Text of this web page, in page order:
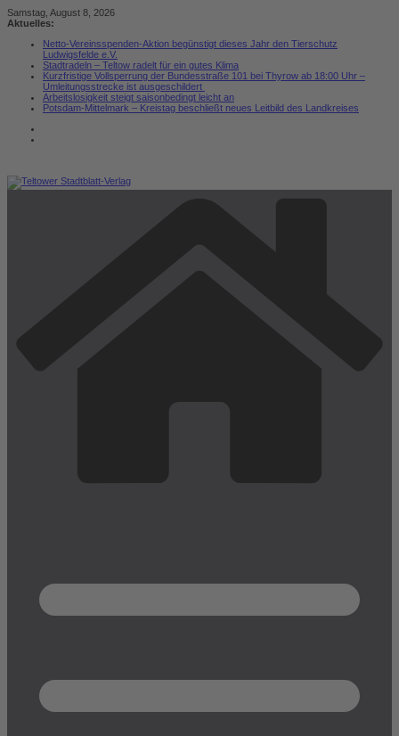
Zum
Inhalt
Samstag, August 8, 2026
Aktuelles:
Netto-Vereinsspenden-Aktion begünstigt dieses Jahr den Tierschutz
Ludwigsfelde e.V.
Stadtradeln – Teltow radelt für ein gutes Klima
Kurzfristige Vollsperrung der Bundesstraße 101 bei Thyrow ab 18:00 Uhr –
Umleitungsstrecke ist ausgeschildert
Arbeitslosigkeit steigt saisonbedingt leicht an
Potsdam-Mittelmark – Kreistag beschließt neues Leitbild des Landkreises